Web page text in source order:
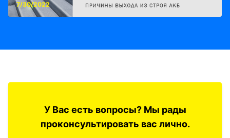
7/30/2022
У Вас есть вопросы? Мы рады
проконсультировать вас лично.